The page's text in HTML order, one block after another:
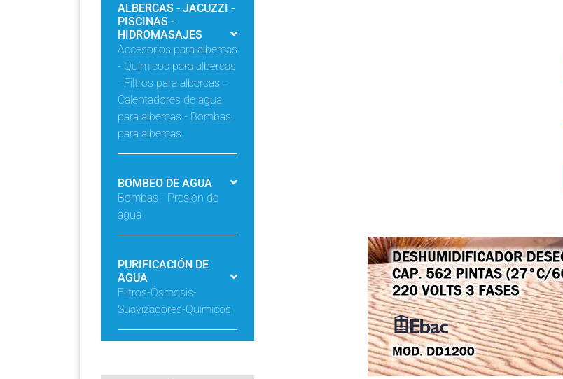
ALBERCAS - JACUZZI -
PISCINAS -
HIDROMASAJES
Accesorios para albercas
- Químicos para albercas
- Filtros para albercas -
Calentadores de agua
para albercas - Bombas
para albercas
BOMBEO DE AGUA
Bombas - Presión de
agua
PURIFICACIÓN DE
AGUA
Filtros-Ósmosis-
Suavizadores-Químicos